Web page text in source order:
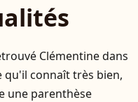
Clémentine dans
qu'il connaît très bien,
une parenthèse